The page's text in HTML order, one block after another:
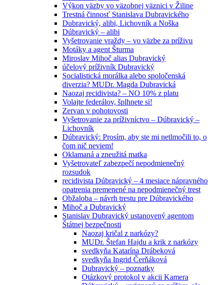
Výkon väzby vo väzobnej väznici v Žiline
Trestná činnosť Stanislava Dubravického
Dubravický, alibi, Lichovník a Noška
Dúbravický – alibi
Vyšetrovanie vraždy – vo väzbe za príživu
Motáky a agent Šturma
Miroslav Mihoč alias Dubravický
účelový príživník Dubravický
Socialistická morálka alebo spoločenská
diverzia? MUDr. Magda Dubravická
Naozaj recidivista? – NO 10% z platu
Volajte federálov, šplhnete si!
Zervan v pohotovosti
Vyšetrovanie za príživníctvo – Dúbravický –
Lichovník
Dúbravický: Prosím, aby ste mi netlmočili to, o
čom nič neviem!
Oklamaná a zneužitá matka
Vyšetrovateľ zabezpečí nepodmienečný
rozsudok
recidivista Dúbravický – 4 mesiace nápravného
opatrenia premenené na nepodmienečný trest
Obžaloba – návrh trestu pre Dúbravického
Mihoč a Dubravický
Stanislav Dubravický ustanovený agentom
Štátnej bezpečnosti
Naozaj kričal z narkózy?
MUDr. Štefan Hajdu a krik z narkózy
svedkyňa Katarína Drábeková
svedkyňa Ingrid Čerňáková
Dubravický – poznatky
Otázkový protokol v akcii Kamera